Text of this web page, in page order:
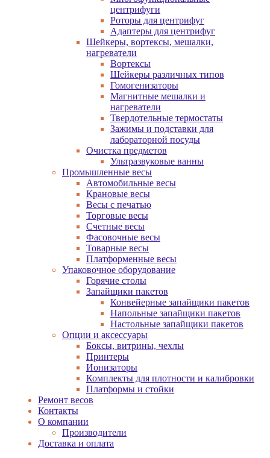
центрифуги
Роторы для центрифуг
Адаптеры для центрифуг
Шейкеры, вортексы, мешалки,
нагреватели
Вортексы
Шейкеры различных типов
Гомогенизаторы
Магнитные мешалки и
нагреватели
Твердотельные термостаты
Зажимы и подставки для
лабораторной посуды
Очистка предметов
Ультразвуковые ванны
Промышленные весы
Автомобильные весы
Крановые весы
Весы с печатью
Торговые весы
Счетные весы
Фасовочные весы
Товарные весы
Платформенные весы
Упаковочное оборудование
Горячие столы
Запайщики пакетов
Конвейерные запайщики пакетов
Напольные запайщики пакетов
Настольные запайщики пакетов
Опции и аксессуары
Боксы, витрины, чехлы
Принтеры
Ионизаторы
Комплекты для плотности и калибровки
Платформы и стойки
Ремонт весов
Контакты
О компании
Производители
Доставка и оплата